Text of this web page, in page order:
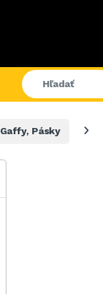
Gaffy, Pásky